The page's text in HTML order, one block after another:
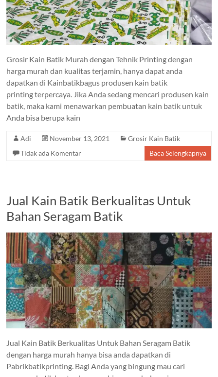
Grosir Kain Batik Murah dengan Tehnik Printing dengan
harga murah dan kualitas terjamin, hanya dapat anda
dapatkan di Kainbatikbagus produsen kain batik
printing terpercaya. Jika Anda sedang mencari produsen kain
batik, maka kami menawarkan pembuatan kain batik untuk
Anda bisa berupa kain
Adi November 13, 2021
Grosir Kain Batik
Tidak ada Komentar
Baca Selengkapnya
Jual Kain Batik Berkualitas Untuk
Bahan Seragam Batik
Jual Kain Batik Berkualitas Untuk Bahan Seragam Batik
dengan harga murah hanya bisa anda dapatkan di
Pabrikbatikprinting. Bagi Anda yang bingung mau cari